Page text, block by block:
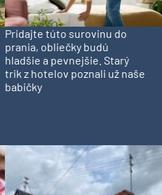
Pridajte túto surovinu do
prania, obliečky budú
hladšie a pevnejšie. Starý
trik z hotelov poznali už naše
babičky